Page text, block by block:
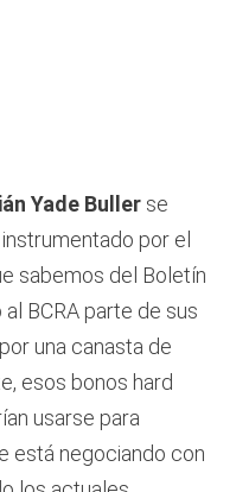
Yade Buller se
por el
sabemos del Boletín
BCRA parte de sus
una canasta de
esos bonos hard
usarse para
está negociando con